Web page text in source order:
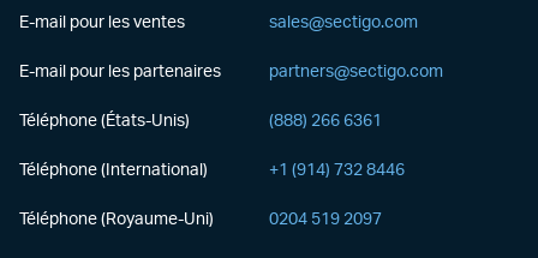
E-mail pour les ventes sales@sectigo.com
E-mail pour les partenaires partners@sectigo.com
Téléphone (États-Unis) (888) 266 6361
Téléphone (International) +1 (914) 732 8446
Téléphone (Royaume-Uni) 0204 519 2097